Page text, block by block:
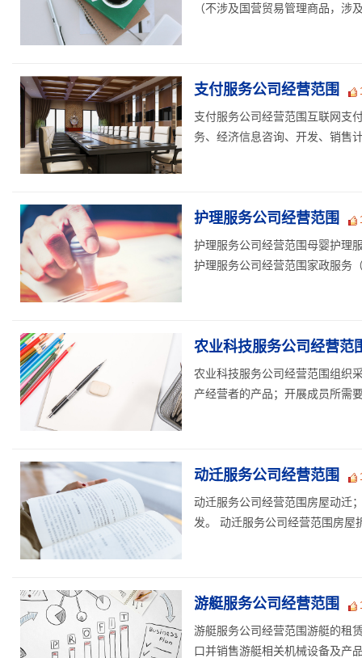
（不涉及国营贸易管理商品，
支付服务公司经营范围
支付服务公司经营范围互联网支
务、经济信息咨询、开发、销售
护理服务公司经营范围
护理服务公司经营范围母婴护理
护理服务公司经营范围家政服务
农业科技服务公司经营范
农业科技服务公司经营范围组织
产经营者的产品；开展成员所需
动迁服务公司经营范围
动迁服务公司经营范围房屋动迁
发。 动迁服务公司经营范围房屋
游艇服务公司经营范围
游艇服务公司经营范围游艇的租
口并销售游艇相关机械设备及产